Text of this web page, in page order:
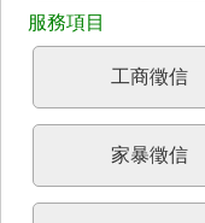
工商徵信
家暴徵信